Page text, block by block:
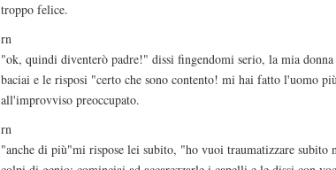
troppo felice.
rn
"ok, quindi diventerò padre!" dissi fingendomi serio, la mia
baciai e le risposi "certo che sono contento! mi hai fatto l'uomo
all'improvviso preoccupato.
rn
"anche di più"mi rispose lei subito, "ho vuoi traumatizzare